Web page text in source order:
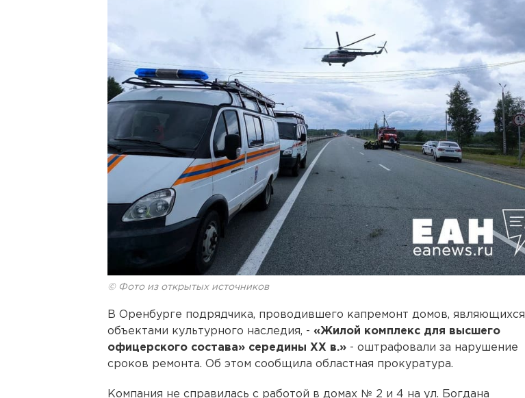
© Фото из открытых источников
В Оренбурге подрядчика, проводившего капремонт домов, являющихся
объектами культурного наследия, - «Жилой комплекс для высшего
офицерского состава» середины ХХ в.» - оштрафовали за нарушение
сроков ремонта. Об этом сообщила областная прокуратура.
Компания не справилась с работой в домах № 2 и 4 на ул. Богдана